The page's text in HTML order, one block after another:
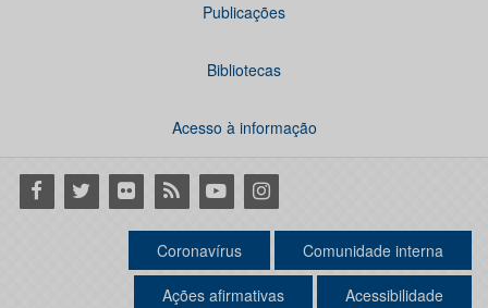
Publicações
Bibliotecas
Acesso à informação
Facebook
Twitter Flickr RSS YoutubeInstagram
Coronavírus Comunidade interna
Ações afirmativas Acessibilidade